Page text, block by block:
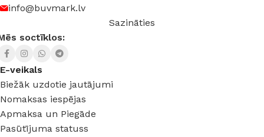
info@buvmark.lv
Sazināties
soctīklos:
E-veikals
Biežāk uzdotie jautājumi
Nomaksas iespējas
Apmaksa un Piegāde
Pasūtījuma statuss